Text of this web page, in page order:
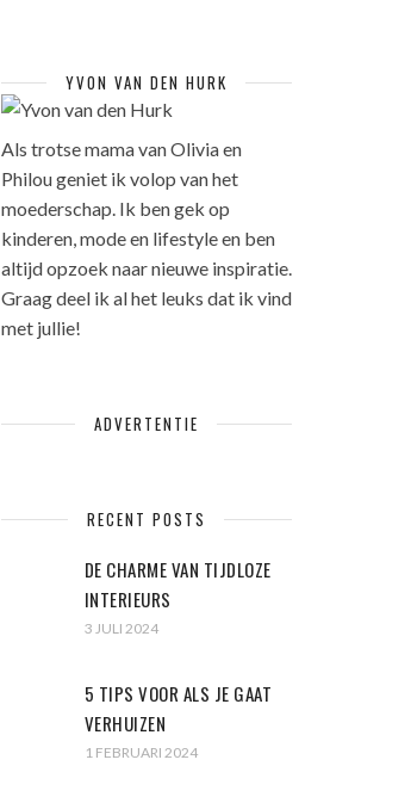
YVON VAN DEN HURK
Als trotse mama van Olivia en
Philou geniet ik volop van het
moederschap. Ik ben gek op
kinderen, mode en lifestyle en ben
altijd opzoek naar nieuwe inspiratie.
Graag deel ik al het leuks dat ik vind
met jullie!
ADVERTENTIE
RECENT POSTS
DE CHARME VAN TIJDLOZE
INTERIEURS
3 JULI 2024
5 TIPS VOOR ALS JE GAAT
VERHUIZEN
1 FEBRUARI 2024